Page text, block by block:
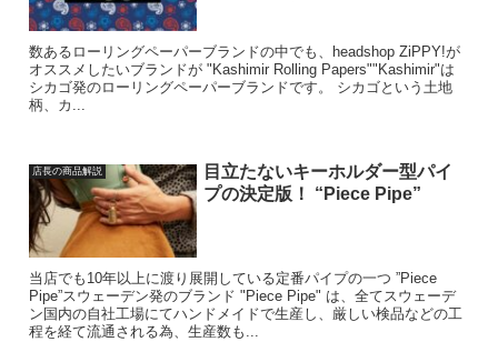
数あるローリングペーパーブランドの中でも、headshop ZiPPY!が
オススメしたいブランドが "Kashimir Rolling Papers""Kashimir"は
シカゴ発のローリングペーパーブランドです。 シカゴという土地
柄、カ...
店長の商品解説
目立たないキーホルダー型パイ
プの決定版！ “Piece Pipe”
当店でも10年以上に渡り展開している定番パイプの一つ ”Piece
Pipe”スウェーデン発のブランド "Piece Pipe" は、全てスウェーデ
ン国内の自社工場にてハンドメイドで生産し、厳しい検品などの工
程を経て流通される為、生産数も...